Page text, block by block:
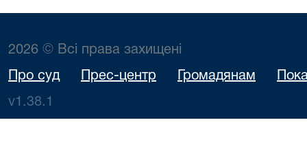
2026 © Всі права захищені
Про суд Прес-центр Громадянам
v1.38.1